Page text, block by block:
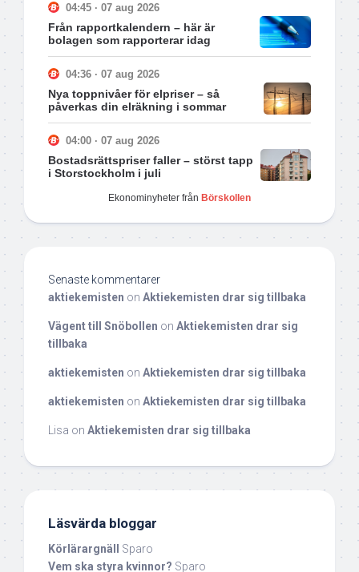
04:45 · 07 aug 2026
Från rapportkalendern – här är
bolagen som rapporterar idag
04:36 · 07 aug 2026
Nya toppnivåer för elpriser – så
påverkas din elräkning i sommar
04:00 · 07 aug 2026
Bostadsrättspriser faller – störst tapp
i Storstockholm i juli
Ekonominyheter från Börskollen
Senaste kommentarer
aktiekemisten on Aktiekemisten drar sig tillbaka
Vägent till Snöbollen on Aktiekemisten drar sig
tillbaka
aktiekemisten on Aktiekemisten drar sig tillbaka
aktiekemisten on Aktiekemisten drar sig tillbaka
Lisa on Aktiekemisten drar sig tillbaka
Läsvärda bloggar
Körlärargnäll
Sparo
Vem ska styra kvinnor? Sparo